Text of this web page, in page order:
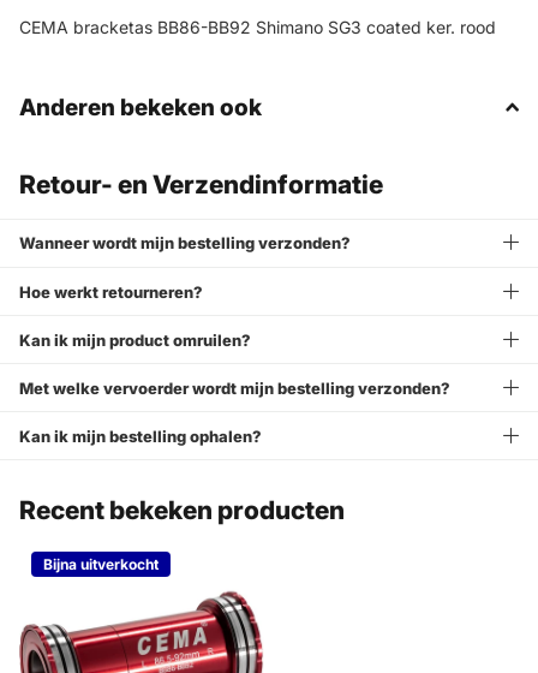
CEMA bracketas BB86-BB92 Shimano SG3 coated ker. rood
Anderen bekeken ook
Retour- en Verzendinformatie
Wanneer wordt mijn bestelling verzonden?
Hoe werkt retourneren?
Kan ik mijn product omruilen?
Met welke vervoerder wordt mijn bestelling verzonden?
Kan ik mijn bestelling ophalen?
Recent bekeken producten
Bijna uitverkocht